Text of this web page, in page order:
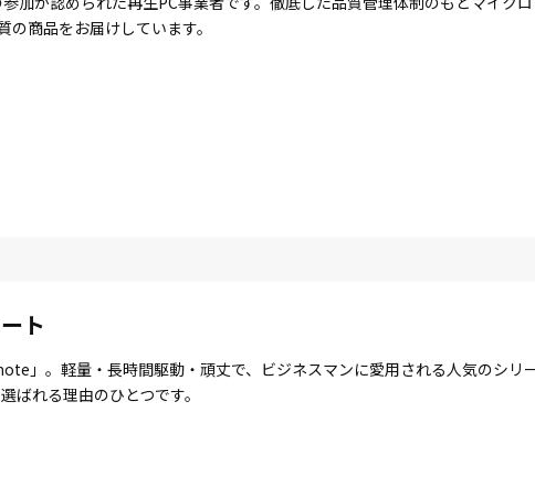
商品をお届けしています。
ト
」。軽量・長時間駆動・頑丈で、ビジネスマンに愛用される人気のシリ
ばれる理由のひとつです。